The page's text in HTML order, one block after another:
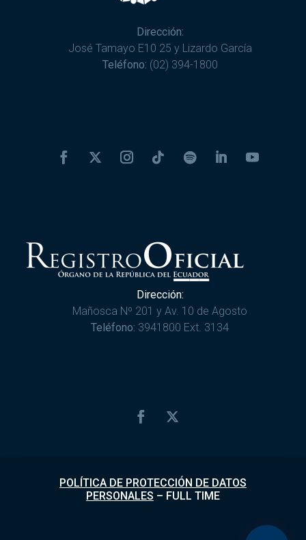
Dirección:
José Tamayo E10 25 y Lizardo García
Teléfono: (02) 394-1800
Dirección:
Mañosca Nº 201 y Av. 10 de Agosto
Teléfono: 3941800 Ext. 3134
POLÍTICA DE PROTECCIÓN DE DATOS
PERSONALES – FULL TIME